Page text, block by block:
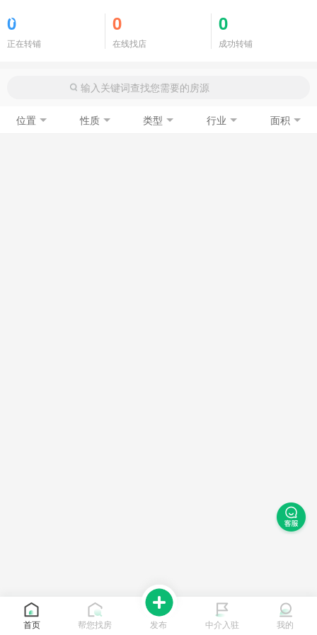
0
正在转铺
0
在线找店
0
成功转铺
位置 性质 类型 行业 面积
首页 帮您找房 发布 中介入驻 我的